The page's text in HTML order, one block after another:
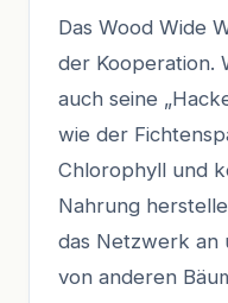
Das Wood Wide
der Kooperation.
auch seine
wie der
Chlorophyll und
Nahrung
das Netzwerk an
von anderen